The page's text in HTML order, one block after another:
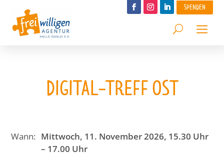
SPENDEN
DIGITAL-TREFF OST
Wann: Mittwoch, 11. November 2026, 15.30 Uhr
– 17.00 Uhr